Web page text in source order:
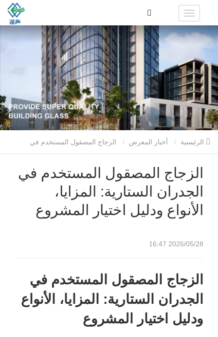
أخبار المعرض الزجاج المصقول المستخدم في
الجدران الستارية: المزايا، الأنواع ودليل اختيار المشروع
الزجاج المصقول المستخدم في
الجدران الستارية: المزايا،
الأنواع ودليل اختيار المشروع
2026/05/28 16:47
الزجاج المصقول المستخدم في
الجدران الستارية: المزايا، الأنواع
ودليل اختيار المشروع